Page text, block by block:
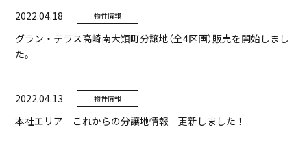
2022.04.18 物件情報
グラン・テラス高崎南大類町分譲地（全4区画）販売を開始しまし
た。
2022.04.13 物件情報
本社エリア これからの分譲地情報 更新しました！